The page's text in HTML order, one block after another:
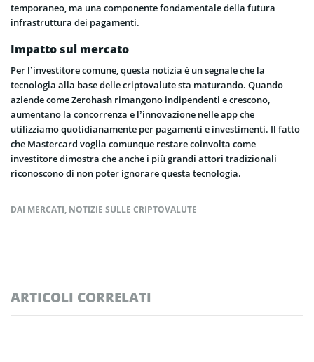
temporaneo, ma una componente fondamentale della futura
infrastruttura dei pagamenti.
Impatto sul mercato
Per l’investitore comune, questa notizia è un segnale che la
tecnologia alla base delle criptovalute sta maturando. Quando
aziende come Zerohash rimangono indipendenti e crescono,
aumentano la concorrenza e l’innovazione nelle app che
utilizziamo quotidianamente per pagamenti e investimenti. Il fatto
che Mastercard voglia comunque restare coinvolta come
investitore dimostra che anche i più grandi attori tradizionali
riconoscono di non poter ignorare questa tecnologia.
DAI MERCATI, NOTIZIE SULLE CRIPTOVALUTE
ARTICOLI CORRELATI